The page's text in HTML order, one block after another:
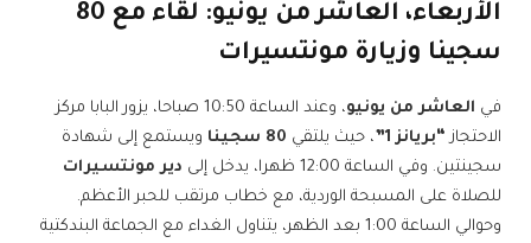
الأربعاء، العاشر من يونيو: لقاء مع 80
سجينا وزيارة مونتسيرات
في العاشر من يونيو
، وعند الساعة 10:50 صباحا، يزور البابا مركز
الاحتجاز “بريانز 1” ، حيث يلتقي 80 سجينا
ويستمع إلى شهادة
سجينتين. وفي الساعة 12:00 ظهرا، يدخل إلى
دير مونتسيرات
للصلاة على المسبحة الوردية، مع خطاب مرتقب للحبر الأعظم.
وحوالي الساعة 1:00 بعد الظهر، يتناول الغداء مع الجماعة البندكتية